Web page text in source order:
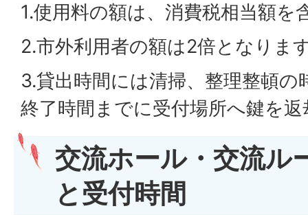
1.使用料の額は、消費税相当額を
2.市外利用者の額は2倍となりま
3.貸出時間には清掃、整理整頓
終了時間までに受付場所へ鍵を
交流ホール・交流ル
と受付時間